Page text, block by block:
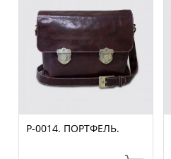
P-0014. ПОРТФЕЛЬ.